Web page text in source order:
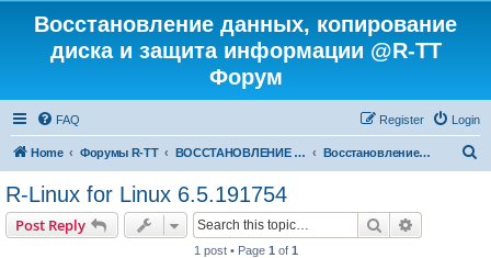
Восстановление данных, копирование
диска и защита информации @R-TT
Форум
FAQ Login
Register
Home Форумы R-TT ВОССТАНОВЛЕНИЕ ДАННЫХ И УДАЛЕННЫХ ФАЙЛОВ Восстановление Удаленных Файлов
R-Linux for Linux 6.5.191754
Post Reply Search
1 post • Page 1 of 1